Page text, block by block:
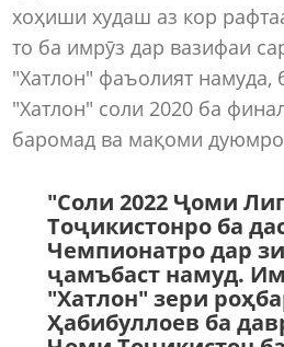
хоҳиши худаш аз кор
то ба имрӯз дар вазифаи
"Хатлон" фаъолият намуда,
"Хатлон" соли 2020 ба
баромад ва мақоми дуюмро
"Соли 2022 Ҷоми
Тоҷикистонро ба
Чемпионатро дар
ҷамъбаст намуд.
"Хатлон" зери
Ҳабибуллоев ба